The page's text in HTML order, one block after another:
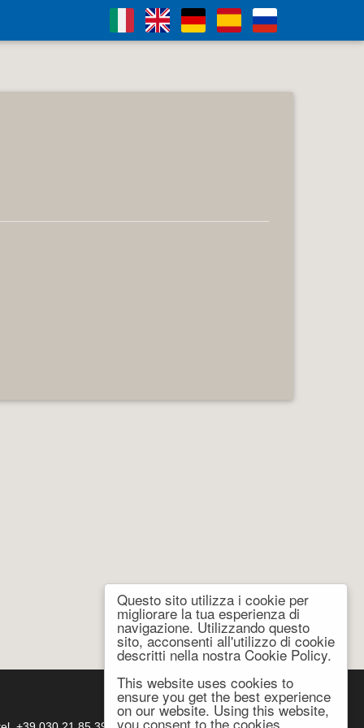
Questo sito utilizza i cookie per
migliorare la tua esperienza di
navigazione. Utilizzando questo
sito, acconsenti all'utilizzo di cookie
descritti nella nostra Cookie Policy.
This website uses cookies to
ensure you get the best experience
on our website. Using this website,
you consent to the cookies